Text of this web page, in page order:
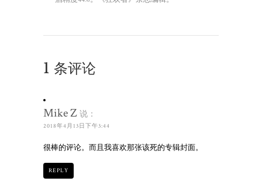
1 条评论
Mike Z 说：
2018年4月13日下午3:44
很棒的评论。而且我喜欢那张该死的专辑封面。
REPLY